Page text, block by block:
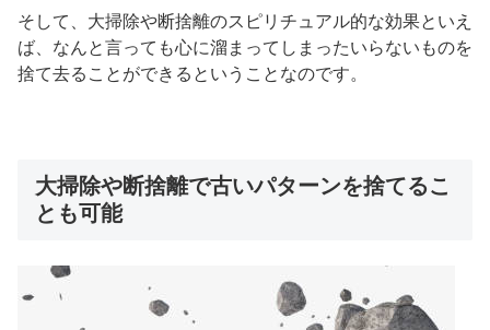
そして、大掃除や断捨離のスピリチュアル的な効果といえ
ば、なんと言っても心に溜まってしまったいらないものを
捨て去ることができるということなのです。
大掃除や断捨離で古いパターンを捨てるこ
とも可能